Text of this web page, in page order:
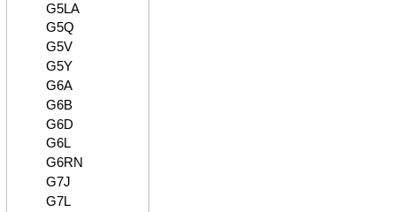
G5LA
G5Q
G5V
G5Y
G6A
G6B
G6D
G6L
G6RN
G7J
G7L